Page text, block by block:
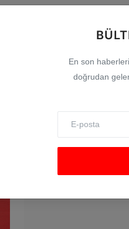
En son
doğrudan
Vay